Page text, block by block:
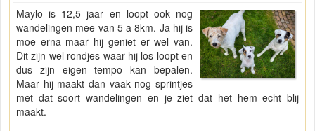
Maylo is 12,5 jaar en loopt ook nog
wandelingen mee van 5 a 8km. Ja hij is
moe erna maar hij geniet er wel van.
Dit zijn wel rondjes waar hij los loopt en
dus zijn eigen tempo kan bepalen.
Maar hij maakt dan vaak nog sprintjes
met dat soort wandelingen en je ziet dat het hem echt blij
maakt.